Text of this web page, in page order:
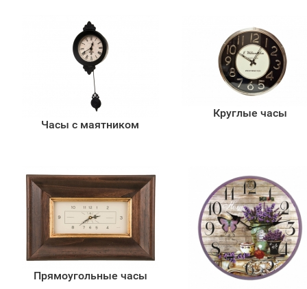
Часы с маятником
Круглые часы
Прямоугольные часы